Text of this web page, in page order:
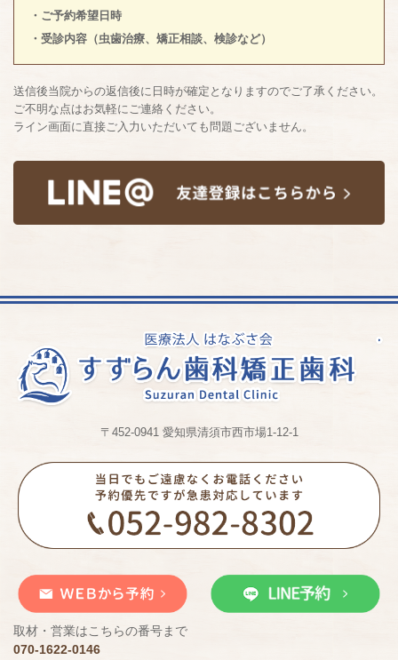
・ご予約希望日時
・受診内容（虫歯治療、矯正相談、検診など）
送信後当院からの返信後に日時が確定となりますのでご了承ください。
ご不明な点はお気軽にご連絡ください。
ライン画面に直接ご入力いただいても問題ございません。
〒452-0941 愛知県清須市西市場1-12-1
取材・営業はこちらの番号まで
070-1622-0146